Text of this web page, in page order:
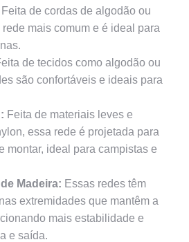
Feita de cordas de algodão ou
mais comum e é ideal para
de tecidos como algodão ou
são confortáveis e ideais para
Feita de materiais leves e
essa rede é projetada para
montar, ideal para campistas e
Madeira: Essas redes têm
extremidades que mantêm a
mais estabilidade e
e saída.